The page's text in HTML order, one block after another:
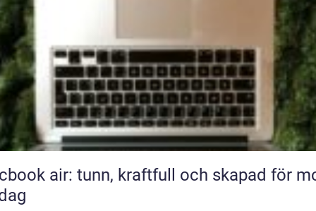
air: tunn, kraftfull och skapad för